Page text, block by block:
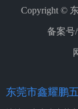
Copyright ©
备案号
东莞市鑫耀鹏